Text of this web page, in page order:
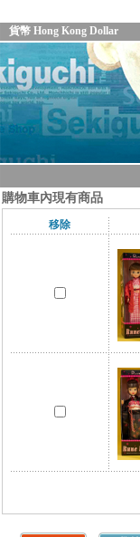
貨幣 Hong Kong Dollar
購物車內現有商品
移除